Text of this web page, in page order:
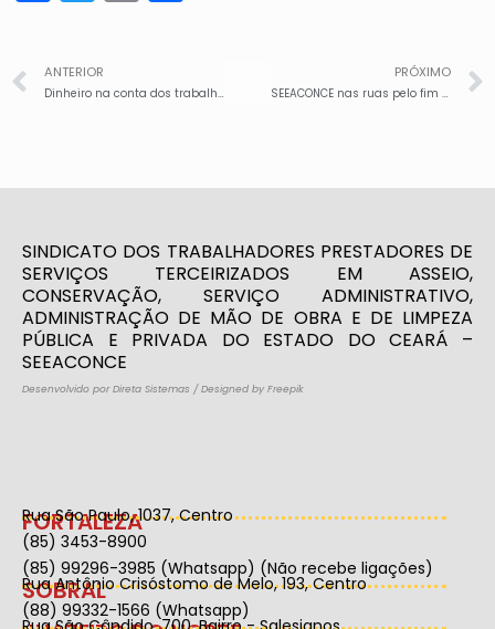
ANTERIOR
Dinheiro na conta dos trabalhadores da limpeza pública de Caucaia
PRÓXIMO
SEEACONCE nas ruas pelo fim da escala 6×1
SINDICATO DOS TRABALHADORES PRESTADORES DE
SERVIÇOS TERCEIRIZADOS EM ASSEIO,
CONSERVAÇÃO, SERVIÇO ADMINISTRATIVO,
ADMINISTRAÇÃO DE MÃO DE OBRA E DE LIMPEZA
PÚBLICA E PRIVADA DO ESTADO DO CEARÁ –
SEEACONCE
Desenvolvido por Direta Sistemas / Designed by Freepik
FORTALEZA
Rua São Paulo, 1037, Centro
(85) 3453-8900
(85) 99296-3985 (Whatsapp) (Não recebe ligações)
SOBRAL
Rua Antônio Crisóstomo de Melo, 193, Centro
(88) 99332-1566 (Whatsapp)